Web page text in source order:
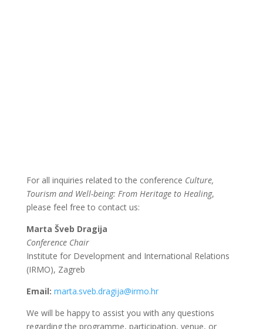
For all inquiries related to the conference Culture,
Tourism and Well-being: From Heritage to Healing,
please feel free to contact us:
Marta Šveb Dragija
Conference Chair
Institute for Development and International Relations
(IRMO), Zagreb
Email: marta.sveb.dragija@irmo.hr
We will be happy to assist you with any questions
regarding the programme, participation, venue, or